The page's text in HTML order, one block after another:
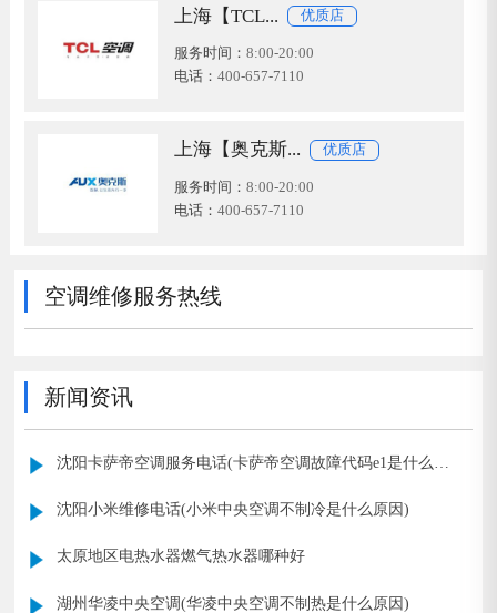
上海【TCL... 优质店
服务时间： 8:00-20:00
电话： 400-657-7110
上海【奥克斯... 优质店
服务时间： 8:00-20:00
电话： 400-657-7110
空调维修服务热线
新闻资讯
沈阳卡萨帝空调服务电话(卡萨帝空调故障代码e1是什么意
沈阳小米维修电话(小米中央空调不制冷是什么原因)
太原地区电热水器燃气热水器哪种好
湖州华凌中央空调(华凌中央空调不制热是什么原因)